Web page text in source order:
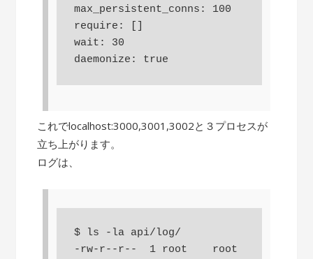
max_persistent_conns: 100
require: []
wait: 30
daemonize: true
これでlocalhost:3000,3001,3002と３プロセスが
立ち上がります。
ログは、
$ ls -la api/log/
-rw-r--r--  1 root    root     3081 Aug